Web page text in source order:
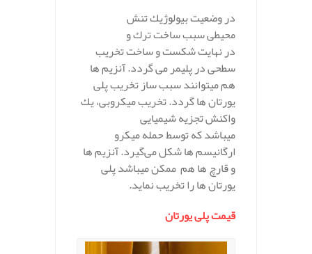
در وضعیت بیولوژیك تنش
محیطی سبب ساخت ترك و
در نهایت شكست و ساخت تخریب
سطحی در پلیمر می گردد. آنزیم ها
هم میتوانند سبب ساز تخریب پلی
یورتان ها گردد. تخریب میكروبی، یك
واكنش تجزیه شیمیایی
میباشد كه توسط حمله میكرو
ارگانیسم ها شکل می‌گیرد. آنزیم ها
و قارچ ها هم ممكن میباشد پلی
یورتان ها را تخریب نماید.
قیمت پلی یورتان